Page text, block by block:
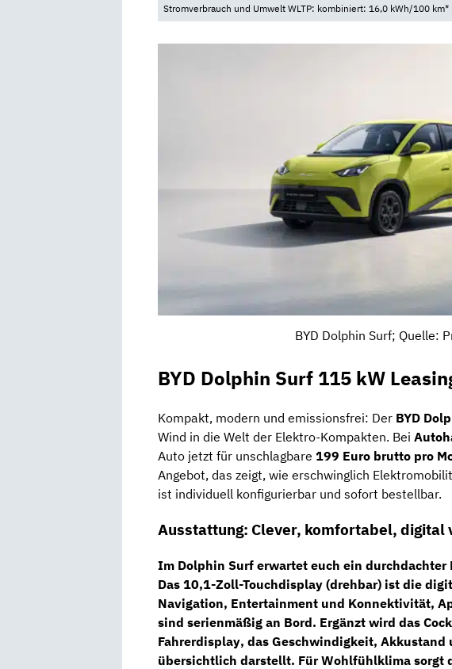
Stromverbrauch und Umwelt WLTP: kombiniert: 16,0 kWh/100
BYD Dolphin Surf; Quelle:
BYD Dolphin Surf 115 kW
Kompakt, modern und emissionsfrei: Der BYD
Wind in die Welt der Elektro-Kompakten. Bei
Auto jetzt für unschlagbare 199 Euro brutto pro
Angebot, das zeigt, wie erschwinglich
ist individuell konfigurierbar und sofort bestellbar.
Ausstattung: Clever, komfortabel, digital
Im Dolphin Surf erwartet euch ein durchdachter
Das 10,1-Zoll-Touchdisplay (drehbar) ist die
Navigation, Entertainment und Konnektivität,
sind serienmäßig an Bord. Ergänzt wird das
Fahrerdisplay, das Geschwindigkeit, Akkustand
übersichtlich darstellt. Für Wohlfühlklima sorgt